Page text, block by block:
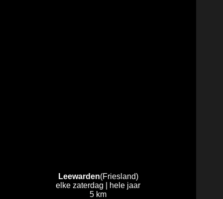
Leewarden(Friesland)
elke zaterdag | hele jaar
5 km